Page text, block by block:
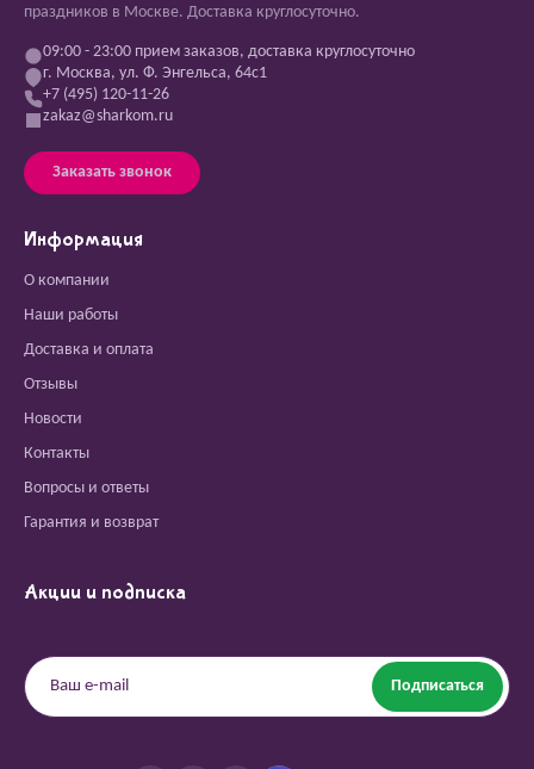
праздников в Москве. Доставка круглосуточно.
09:00 - 23:00 прием заказов, доставка круглосуточно
г. Москва, ул. Ф. Энгельса, 64с1
+7 (495) 120-11-26
zakaz@sharkom.ru
Заказать звонок
Информация
О компании
Наши работы
Доставка и оплата
Отзывы
Новости
Контакты
Вопросы и ответы
Гарантия и возврат
Акции и подписка
Подписаться